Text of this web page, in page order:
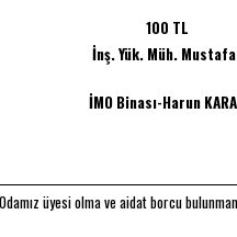
100 TL
Yük. Müh. Mustafa
Harun
üyesi olma ve aidat borcu